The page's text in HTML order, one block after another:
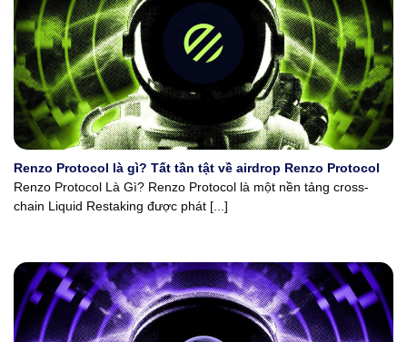
Renzo Protocol là gì? Tất tần tật về airdrop Renzo Protocol
Renzo Protocol Là Gì? Renzo Protocol là một nền tảng cross-
chain Liquid Restaking được phát [...]